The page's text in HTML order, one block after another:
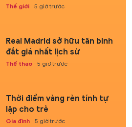
Thế giới 5 giờ trước
Real Madrid sở hữu tân binh
đắt giá nhất lịch sử
Thể thao 5 giờ trước
Thời điểm vàng rèn tính tự
lập cho trẻ
Gia đình 5 giờ trước